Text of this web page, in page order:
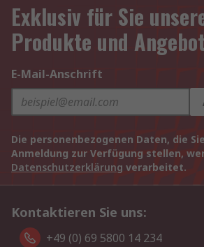
Exklusiv für Sie
Produkte und
E-Mail-Anschrift
Die personenbezogenen Daten, die
Anmeldung zur Verfügung stellen,
Datenschutzerklärung verarbeitet.
Kontaktieren Sie uns:
+49 (0) 69 5800 14 234